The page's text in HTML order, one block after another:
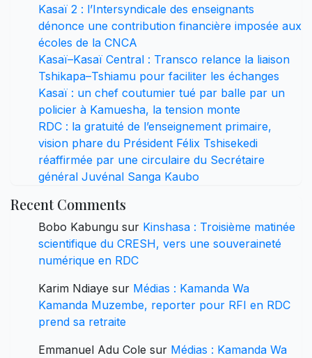
Kasaï 2 : l’Intersyndicale des enseignants
dénonce une contribution financière imposée aux
écoles de la CNCA
Kasaï–Kasaï Central : Transco relance la liaison
Tshikapa–Tshiamu pour faciliter les échanges
Kasaï : un chef coutumier tué par balle par un
policier à Kamuesha, la tension monte
RDC : la gratuité de l’enseignement primaire,
vision phare du Président Félix Tshisekedi
réaffirmée par une circulaire du Secrétaire
général Juvénal Sanga Kaubo
Recent Comments
Bobo Kabungu sur Kinshasa : Troisième matinée
scientifique du CRESH, vers une souveraineté
numérique en RDC
Karim Ndiaye sur Médias : Kamanda Wa
Kamanda Muzembe, reporter pour RFI en RDC
prend sa retraite
Emmanuel Adu Cole sur Médias : Kamanda Wa